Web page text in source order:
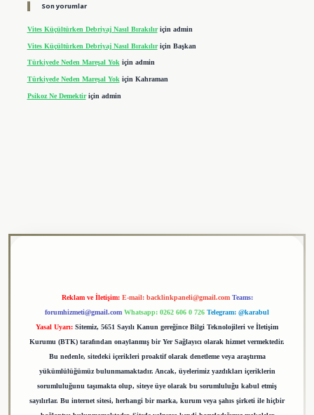
Son yorumlar
Vites Küçültürken Debriyaj Nasıl Bırakılıriçin admin
Vites Küçültürken Debriyaj Nasıl Bırakılıriçin Başkan
Türkiyede Neden Mareşal Yokiçin admin
Türkiyede Neden Mareşal Yok için Kahraman
Psikoz Ne Demektiriçin admin
Reklam ve İletişim: E-mail: backlinkpaneli@gmail.com Teams:
forumhizmeti@gmail.com Whatsapp: 0262 606 0 726 Telegram: @karabul
Yasal Uyarı: Sitemiz, 5651 Sayılı Kanun gereğince Bilgi Teknolojileri ve İletişim
Kurumu (BTK) tarafından onaylanmış bir Yer Sağlayıcı olarak hizmet vermektedir.
Bu nedenle, sitedeki içerikleri proaktif olarak denetleme veya araştırma
yükümlülüğümüz bulunmamaktadır. Ancak, üyelerimiz yazdıkları içeriklerin
sorumluluğunu taşımakta olup, siteye üye olarak bu sorumluluğu kabul etmiş
sayılırlar. Bu internet sitesi, herhangi bir marka, kurum veya şahıs şirketi ile hiçbir